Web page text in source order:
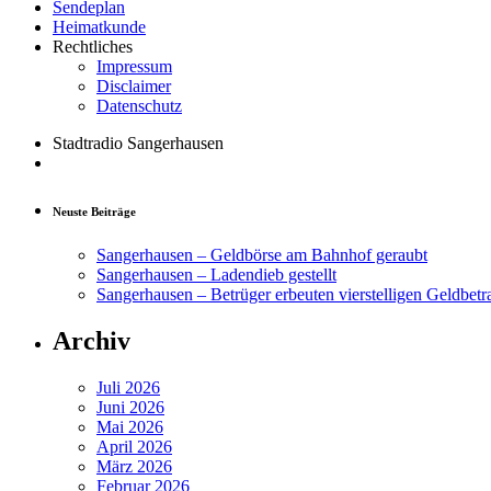
Sendeplan
Heimatkunde
Rechtliches
Impressum
Disclaimer
Datenschutz
Stadtradio Sangerhausen
Neuste Beiträge
Sangerhausen – Geldbörse am Bahnhof geraubt
Sangerhausen – Ladendieb gestellt
Sangerhausen – Betrüger erbeuten vierstelligen
Archiv
Juli 2026
Juni 2026
Mai 2026
April 2026
März 2026
Februar 2026